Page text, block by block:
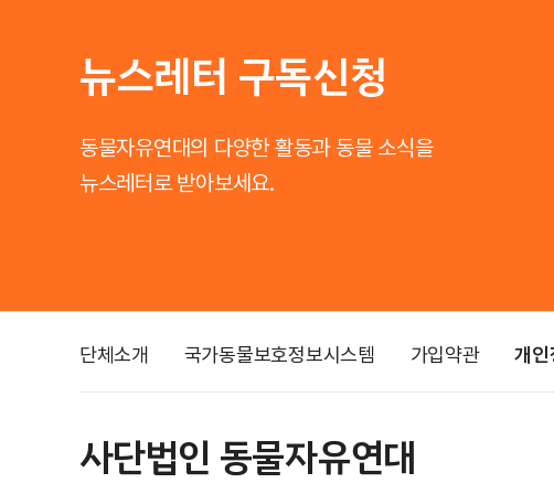
뉴스레터 구독신청
동물자유연대의 다양한 활동과 동물 소식을
뉴스레터로 받아보세요.
단체소개 국가동물보호정보시스템 가입약관 개인
사단법인 동물자유연대